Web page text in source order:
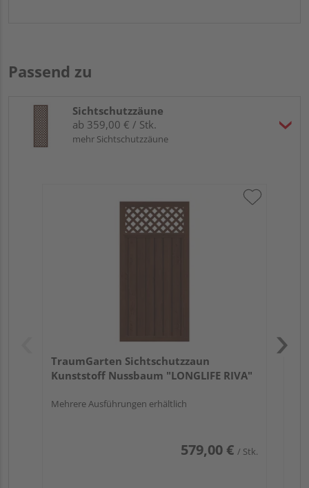
Passend zu
Sichtschutzzäune
ab 359,00 € / Stk.
mehr Sichtschutzzäune
TraumGarten Sichtschutzzaun
Kunststoff Nussbaum "LONGLIFE RIVA"
Mehrere Ausführungen erhältlich
579,00 € / Stk.